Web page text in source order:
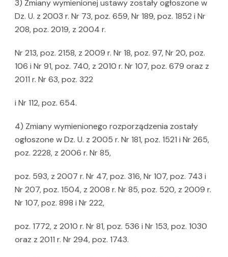
3) Zmiany wymienionej ustawy zostały ogłoszone w
Dz. U. z 2003 r. Nr 73, poz. 659, Nr 189, poz. 1852 i Nr
208, poz. 2019, z 2004 r.
Nr 213, poz. 2158, z 2009 r. Nr 18, poz. 97, Nr 20, poz.
106 i Nr 91, poz. 740, z 2010 r. Nr 107, poz. 679 oraz z
2011 r. Nr 63, poz. 322
i Nr 112, poz. 654.
4) Zmiany wymienionego rozporządzenia zostały
ogłoszone w Dz. U. z 2005 r. Nr 181, poz. 1521 i Nr 265,
poz. 2228, z 2006 r. Nr 85,
poz. 593, z 2007 r. Nr 47, poz. 316, Nr 107, poz. 743 i
Nr 207, poz. 1504, z 2008 r. Nr 85, poz. 520, z 2009 r.
Nr 107, poz. 898 i Nr 222,
poz. 1772, z 2010 r. Nr 81, poz. 536 i Nr 153, poz. 1030
oraz z 2011 r. Nr 294, poz. 1743.